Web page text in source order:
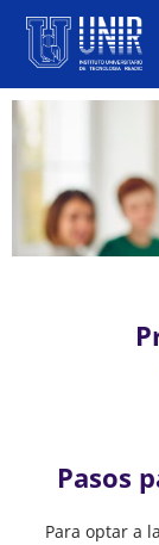
Pasos
Para optar a